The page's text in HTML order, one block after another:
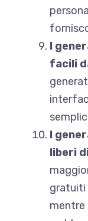
I
facili
I
liberi
gratuiti
mentre